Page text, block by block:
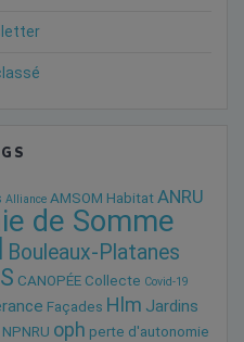
Alliance AMSOM Habitat ANRU
de Somme
Bouleaux-Platanes
CANOPÉE Collecte Covid-19
Façades Hlm Jardins
NPNRU oph perte d'autonomie